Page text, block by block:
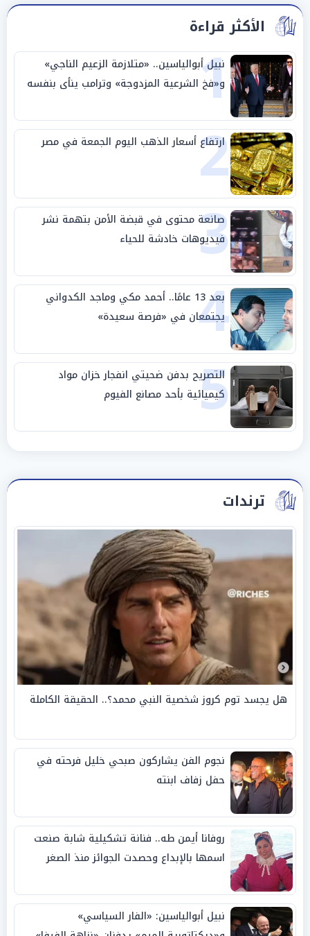
الأكثر قراءة
1
نبيل أبوالياسين.. «متلازمة الزعيم الناجي»
و«فخ الشرعية المزدوجة» وترامب ينأى بنفسه
وحليفه في «ميتم استراتيجي»
2
ارتفاع أسعار الذهب اليوم الجمعة في مصر
3
صانعة محتوى في قبضة الأمن بتهمة نشر
فيديوهات خادشة للحياء
4 بعد 13 عامًا.. أحمد مكي وماجد الكدواني
يجتمعان في «فرصة سعيدة»
5
التصريح بدفن ضحيتي انفجار خزان مواد
كيميائية بأحد مصانع الفيوم
ترندات
هل يجسد توم كروز شخصية النبي محمد؟.. الحقيقة الكاملة
نجوم الفن يشاركون صبحي خليل فرحته في
حفل زفاف ابنته
روفانا أيمن طه.. فنانة تشكيلية شابة صنعت
اسمها بالإبداع وحصدت الجوائز منذ الصغر
نبيل أبوالياسين: «الفار السياسي»